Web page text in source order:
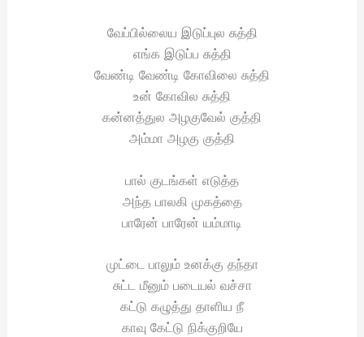
வேப்பில்லைய இடுப்புல சுத்தி
எங்க இடுப்ப சுத்தி
வேண்டி வேண்டி கோவிலை சுத்தி
உன் கோவில சுத்தி
கன்னத்துல அழகுவேல் குத்தி
அம்மா அழகு குத்தி
பால் குடங்கள் எடுத்த
அந்த பாலகி முகத்தை
பாரேன் பாரேன் யம்மாடி
முட்டை பாலும் உனக்கு தந்தா
சுட்ட மீனும் படையல் வச்சா
கட்டு கழுத்து தாளிய நீ
காவு கேட்டு நிக்குறியே